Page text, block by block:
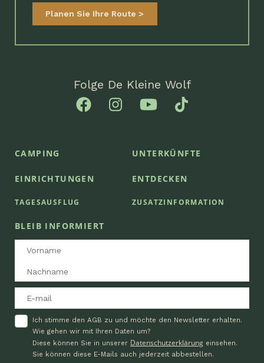
Planen Sie Ihre Route
Folge De Kleine Wolf
CAMPING UNTERKÜNFTE
EINRICHTUNGEN ENTDECKEN
TAGESAUSFLUG ZUSATZINFORMATION
BLEIB INFORMIERT
Ich stimme den AGB zu und möchte den Newsletter erhalten.
Wie gehen wir mit Ihren Daten um?
Diese können Sie in unserer Datenschutzerklärung einsehen.
Sie können diese E-Mails auch jederzeit abbestellen.